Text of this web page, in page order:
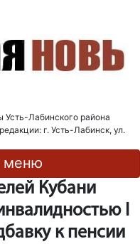
Усть-Лабинского района
г. Усть-Лабинск, ул.
меню
Кубани
I
к пенсии